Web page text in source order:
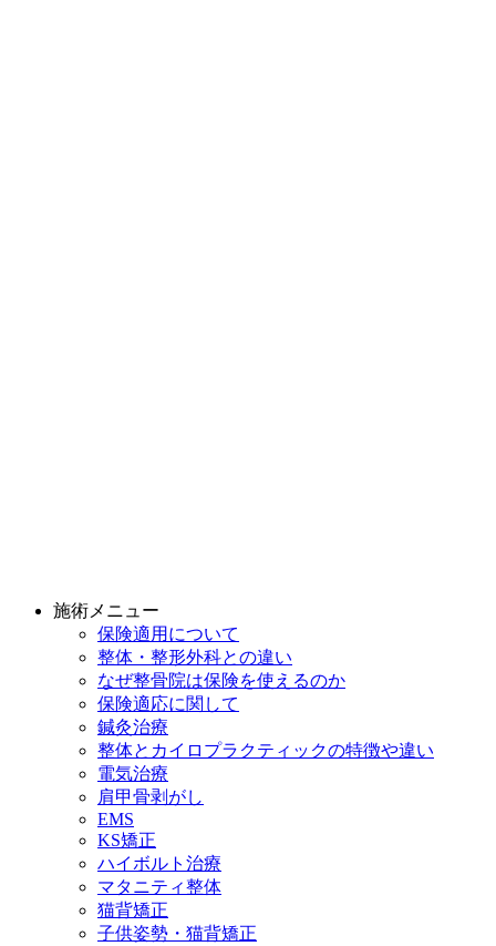
施術メニュー
保険適用について
整体・整形外科との違い
なぜ整骨院は保険を使えるのか
保険適応に関して
鍼灸治療
整体とカイロプラクティックの特徴や違い
電気治療
肩甲骨剥がし
EMS
KS矯正
ハイボルト治療
マタニティ整体
猫背矯正
子供姿勢・猫背矯正